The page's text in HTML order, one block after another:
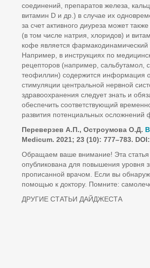
соединений, препаратов железа,
витамин D и др.) в случае их
за счет активного диуреза может
(в том числе натрия, хлоридов) и
кофе является
Например, в инструкциях по
рецепторов (например,
теофиллин) содержится информация
стимуляции центральной нервной
здравоохранения следует знать и
обеспечить соответствующий
развития потенциальных осложнений
Переверзев А.П., Остроумова О.Д.
Medicum. 2021; 23 (10): 777–783.
Обращаем ваше внимание! Эта
опубликована для повышения уровня
прописанной врачом. Если вы
помощью к доктору. Помните:
ДРУГИЕ СТАТЬИ ДАЙДЖЕСТА